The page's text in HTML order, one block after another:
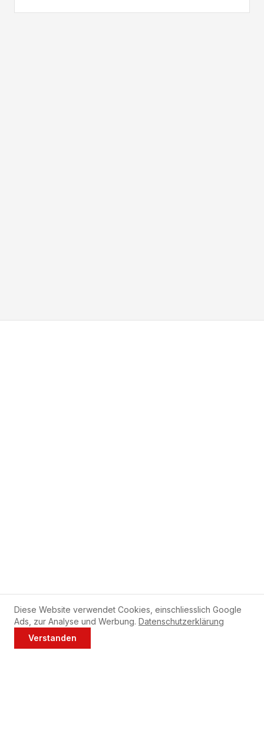
Tipps für Ihre Bosch
Jetzt anrufen
Diese Website verwendet Cookies, einschliesslich Google
Ads, zur Analyse und Werbung. Datenschutzerklärung
Verstanden